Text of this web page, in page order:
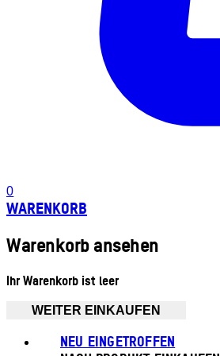
0
WARENKORB
Warenkorb ansehen
Ihr Warenkorb ist leer
WEITER EINKAUFEN
NEU EINGETROFFEN